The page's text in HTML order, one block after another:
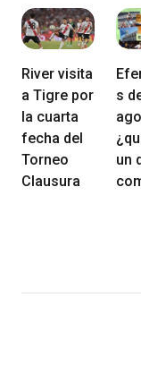
River visita
a Tigre por
la cuarta
fecha del
Torneo
Clausura
s
un